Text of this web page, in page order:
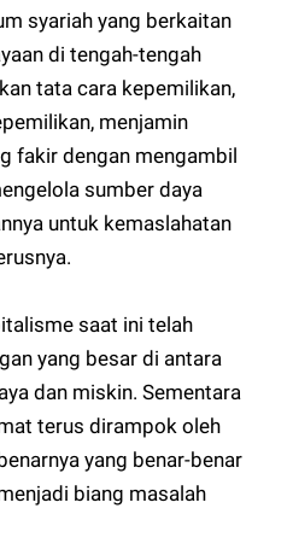
syariah yang berkaitan
di tengah-tengah
tata cara kepemilikan,
menjamin
fakir dengan mengambil
sumber daya
untuk kemaslahatan
saat ini telah
yang besar di antara
dan miskin. Sementara
terus dirampok oleh
yang benar-benar
biang masalah